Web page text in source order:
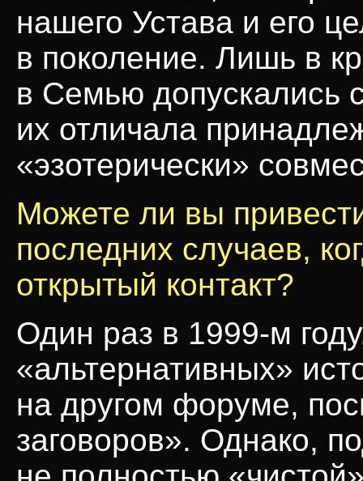
нашего Устава и его
в поколение. Лишь в
в Семью допускались
их отличала
«эзотерически»
Можете ли вы
последних случаев,
открытый контакт?
Один раз в 1999-м
«альтернативных»
на другом форуме,
заговоров». Однако,